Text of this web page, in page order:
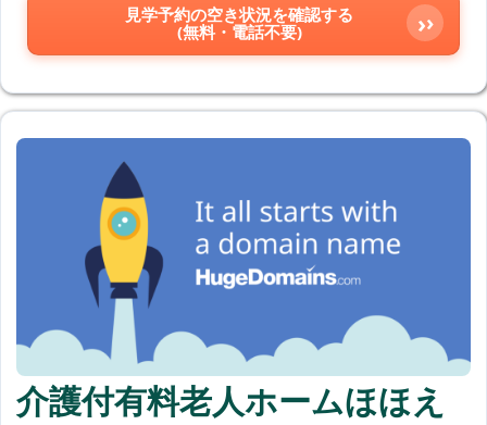
見学予約の空き状況を確認する
(無料・電話不要)
›
介護付有料老人ホームほほえ